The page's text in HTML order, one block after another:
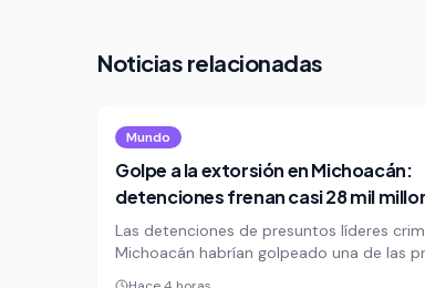
Noticias relacionadas
Mundo
Golpe a la extorsión en Michoacán:
detenciones frenan casi 28 mil
año
Las detenciones de presuntos líderes
Michoacán habrían golpeado una de las
fuentes de financiamiento del crimen: la